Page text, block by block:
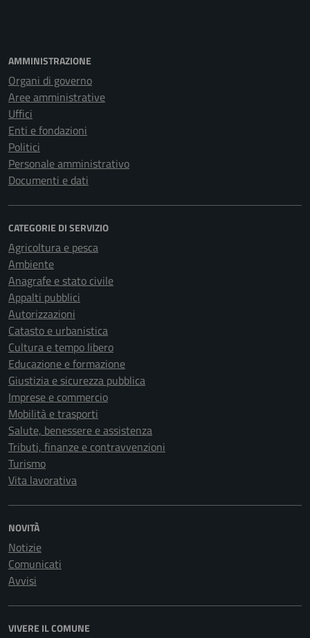
AMMINISTRAZIONE
Organi di governo
Aree amministrative
Uffici
Enti e fondazioni
Politici
Personale amministrativo
Documenti e dati
CATEGORIE DI SERVIZIO
Agricoltura e pesca
Ambiente
Anagrafe e stato civile
Appalti pubblici
Autorizzazioni
Catasto e urbanistica
Cultura e tempo libero
Educazione e formazione
Giustizia e sicurezza pubblica
Imprese e commercio
Mobilità e trasporti
Salute, benessere e assistenza
Tributi, finanze e contravvenzioni
Turismo
Vita lavorativa
NOVITÀ
Notizie
Comunicati
Avvisi
VIVERE IL COMUNE